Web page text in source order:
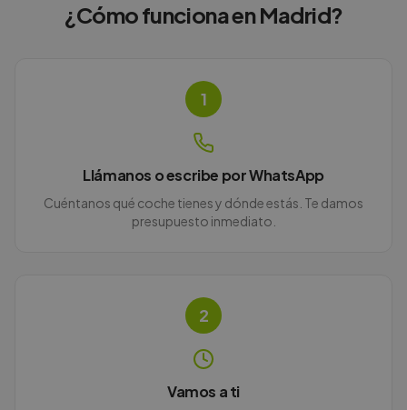
¿Cómo funciona enMadrid?
1
Llámanos o escribe por WhatsApp
Cuéntanos qué coche tienes y dónde estás. Te damos
presupuesto inmediato.
2
Vamos a ti